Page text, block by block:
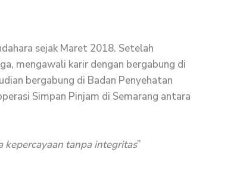
sejak Maret 2018. Setelah
mengawali karir dengan bergabung di
bergabung di Badan Penyehatan
Simpan Pinjam di Semarang antara
kepercayaan tanpa integritas”